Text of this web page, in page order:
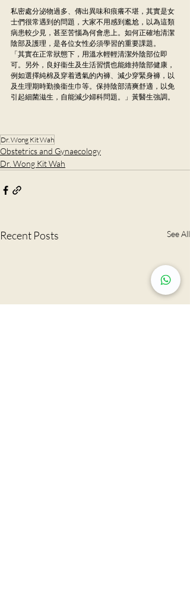
私密處分泌物過多、傳出異味和痕癢不堪，其實是女
士們很常遇到的問題，大家不用感到尷尬，以為這類
病患較少見，甚至苦惱為何會患上。如何正確地清潔
陰部及護理，是各位女性必須學習的重要課題。
「其實在正常狀態下，用溫水輕輕清潔外陰部位即
可。另外，良好衞生及生活習慣也能維持陰部健康，
例如選擇純棉及穿着透氣的內褲、減少穿緊身褲，以
及生理期時勤換衞生巾等。保持陰部清爽舒適，以免
引起細菌滋生，自能減少婦科問題。」黃醫生強調。
Dr. Wong Kit Wah
Obstetrics and Gynaecology
Dr. Wong Kit Wah
Recent Posts See All